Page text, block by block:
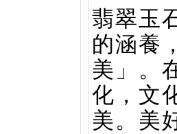
翡翠玉
的涵養
美」。
化，文
美。美